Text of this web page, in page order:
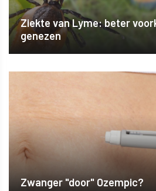
Ziekte van Lyme: beter
genezen
Zwanger "door" Ozempic?